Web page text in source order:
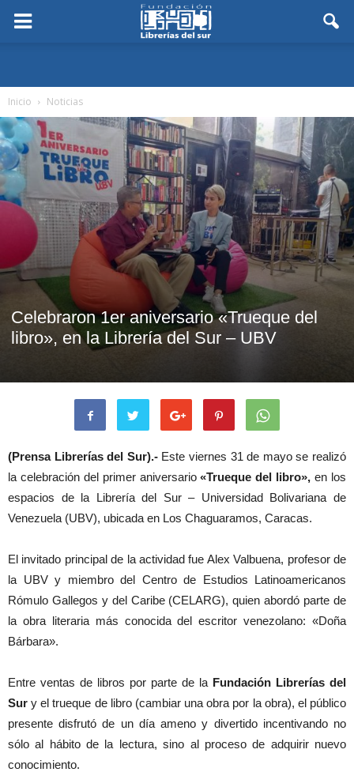
Inicio Noticias
Celebraron 1er aniversario «Trueque del
libro», en la Librería del Sur – UBV
(Prensa Librerías del Sur).- Este viernes 31 de mayo se realizó
la celebración del primer aniversario«Trueque del libro», en los
espacios de la Librería del Sur – Universidad Bolivariana de
Venezuela (UBV), ubicada en Los Chaguaramos, Caracas.
El invitado principal de la actividad fue Alex Valbuena, profesor de
la UBV y miembro del Centro de Estudios Latinoamericanos
Rómulo Gallegos y del Caribe (CELARG), quien abordó parte de
la obra literaria más conocida del escritor venezolano: «Doña
Bárbara».
Entre ventas de libros por parte de la Fundación Librerías del
Sur y el trueque de libro (cambiar una obra por la obra), el público
presente disfrutó de un día ameno y divertido incentivando no
sólo al hábito de la lectura, sino al proceso de adquirir nuevo
conocimiento.